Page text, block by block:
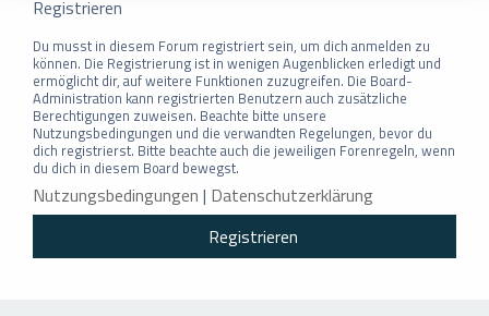
Registrieren
Du musst in diesem Forum registriert sein, um dich anmelden zu
können. Die Registrierung ist in wenigen Augenblicken erledigt und
ermöglicht dir, auf weitere Funktionen zuzugreifen. Die Board-
Administration kann registrierten Benutzern auch zusätzliche
Berechtigungen zuweisen. Beachte bitte unsere
Nutzungsbedingungen und die verwandten Regelungen, bevor du
dich registrierst. Bitte beachte auch die jeweiligen Forenregeln, wenn
du dich in diesem Board bewegst.
Nutzungsbedingungen | Datenschutzerklärung
Registrieren